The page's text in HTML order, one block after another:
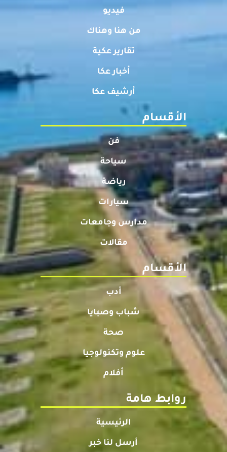
فيديو
من هنا وهناك
تقارير عكية
أخبار عكا
أرشيف عكا
الأقسام
فن
سياحة
رياضة
سيارات
مدارس وجامعات
مقالات
الأقسام
أدب
شباب وصبايا
صحة
علوم وتكنولوجيا
أفلام
روابط هامة
الرئيسية
أرسل لنا خبر